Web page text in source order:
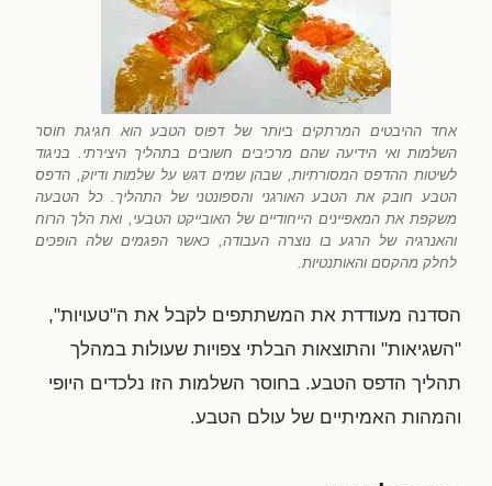
אחד ההיבטים המרתקים ביותר של דפוס הטבע הוא חגיגת חוסר
השלמות ואי הידיעה שהם מרכיבים חשובים בתהליך היצירתי. בניגוד
לשיטות ההדפס המסורתיות, שבהן שמים דגש על שלמות ודיוק, הדפס
הטבע חובק את הטבע האורגני והספונטני של התהליך. כל הטבעה
משקפת את המאפיינים הייחודיים של האובייקט הטבעי, ואת הלך הרוח
והאנרגיה של הרגע בו נוצרה העבודה, כאשר הפגמים שלה הופכים
לחלק מהקסם והאותנטיות.
הסדנה מעודדת את המשתתפים לקבל את ה"טעויות",
"השגיאות" והתוצאות הבלתי צפויות שעולות במהלך
תהליך הדפס הטבע. בחוסר השלמות הזו נלכדים היופי
והמהות האמיתיים של עולם הטבע.